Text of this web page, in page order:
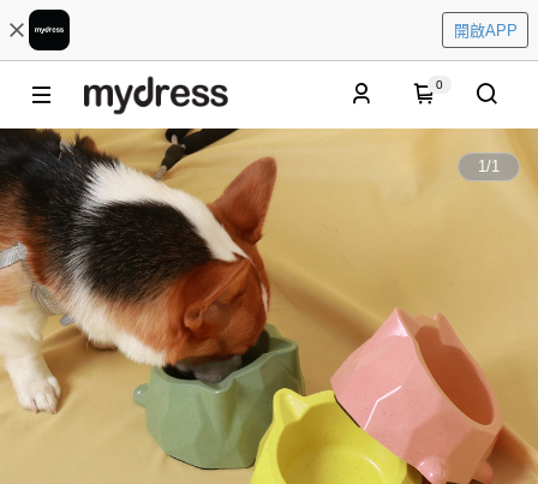
開啟APP
0
1/1